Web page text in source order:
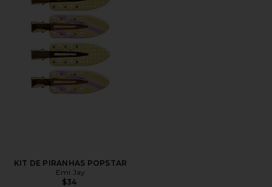
KIT DE PIRANHAS POPSTAR
Emi Jay
$34